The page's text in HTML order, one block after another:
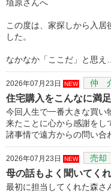
埴原さんへ
この度は、家探しから入居
した。
なかなか「ここだ」と思え…
2026年07月23日 NEW 仲
住宅購入をこんなに満
今回人生で一番大きな買い
来たことに心から感謝をし
諸事情で遠方からの問い合
2026年07月23日 NEW 売却
母の話もよく聞いてく
最初に担当してくれた森さ